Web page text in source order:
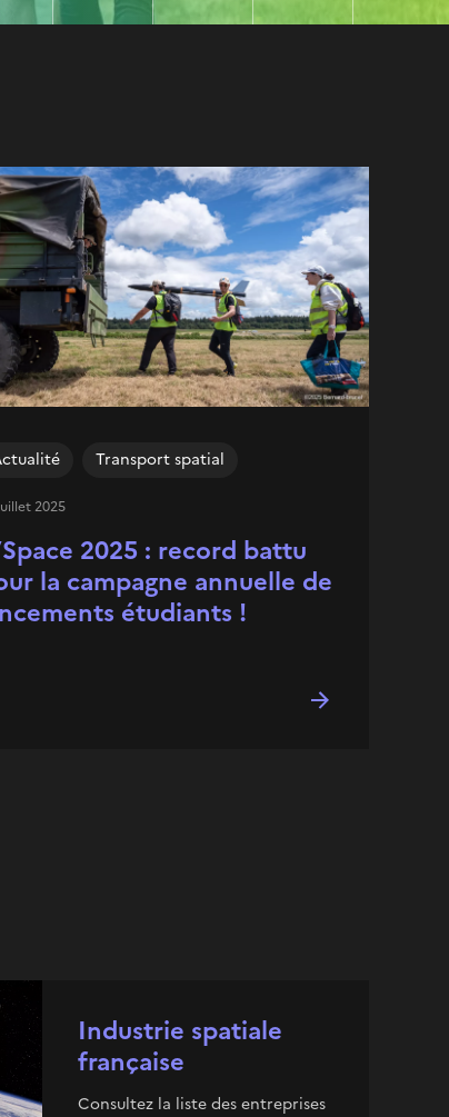
2025 : record battu
la campagne annuelle de
étudiants !
Transport spatial
2025
Industrie spatiale
française
Consultez la liste des entreprises